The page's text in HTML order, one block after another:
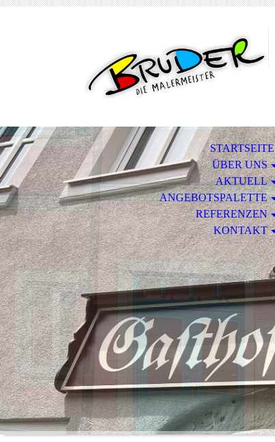
STARTSEITE
ÜBER UNS
AKTUELL
ANGEBOTSPALETTE
REFERENZEN
KONTAKT